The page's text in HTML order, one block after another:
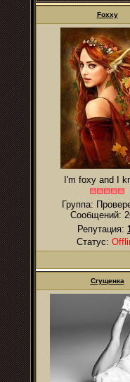
Foxxy
I'm foxy and I
Группа:
Сообщений:
Репутация:
Статус:
Сгущенка